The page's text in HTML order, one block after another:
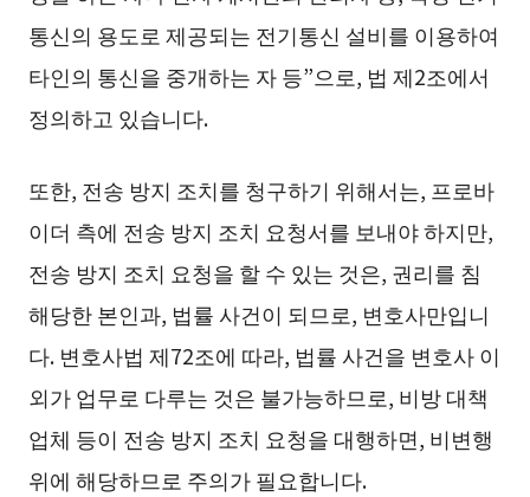
통신의 용도로 제공되는 전기통신 설비를 이용하여
타인의 통신을 중개하는 자 등”으로, 법 제2조에서
정의하고 있습니다.
또한, 전송 방지 조치를 청구하기 위해서는, 프로바
이더 측에 전송 방지 조치 요청서를 보내야 하지만,
전송 방지 조치 요청을 할 수 있는 것은, 권리를 침
해당한 본인과, 법률 사건이 되므로, 변호사만입니
다. 변호사법 제72조에 따라, 법률 사건을 변호사 이
외가 업무로 다루는 것은 불가능하므로, 비방 대책
업체 등이 전송 방지 조치 요청을 대행하면, 비변행
위에 해당하므로 주의가 필요합니다.